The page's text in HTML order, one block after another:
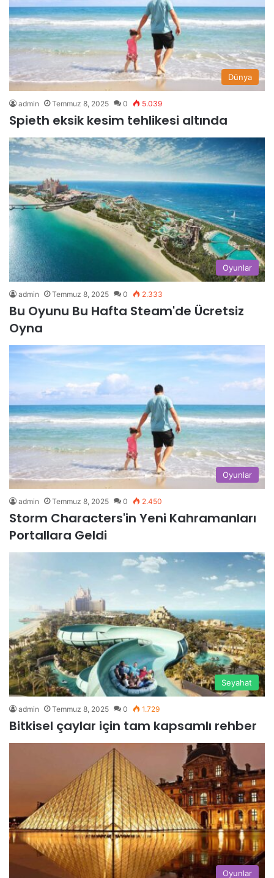
Dünya
admin Temmuz 8, 2025 0 5.039
Spieth eksik kesim tehlikesi altında
Oyunlar
admin Temmuz 8, 2025 0 2.333
Bu Oyunu Bu Hafta Steam'de Ücretsiz
Oyna
Oyunlar
admin Temmuz 8, 2025 0 2.450
Storm Characters'in Yeni Kahramanları
Portallara Geldi
Seyahat
admin Temmuz 8, 2025 0 1.729
Bitkisel çaylar için tam kapsamlı rehber
Oyunlar